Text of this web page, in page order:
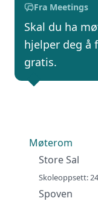
Fra Meetings
Skal du ha
hjelper deg
gratis.
Møterom
Store Sal
Skoleoppsett:
Spoven